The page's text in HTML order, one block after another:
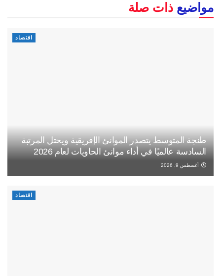
مواضيع ذات صلة
اقتصاد
طنجة المتوسط يتصدر الموانئ الإفريقية ويحتل المرتبة
السادسة عالميًا في أداء موانئ الحاويات لعام 2026
أغسطس 9, 2026
اقتصاد